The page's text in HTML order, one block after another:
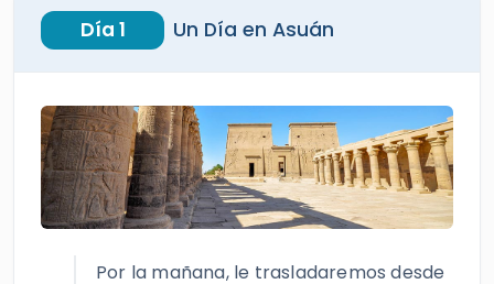
Día 1 Un Día en Asuán
Por la mañana, le trasladaremos desde